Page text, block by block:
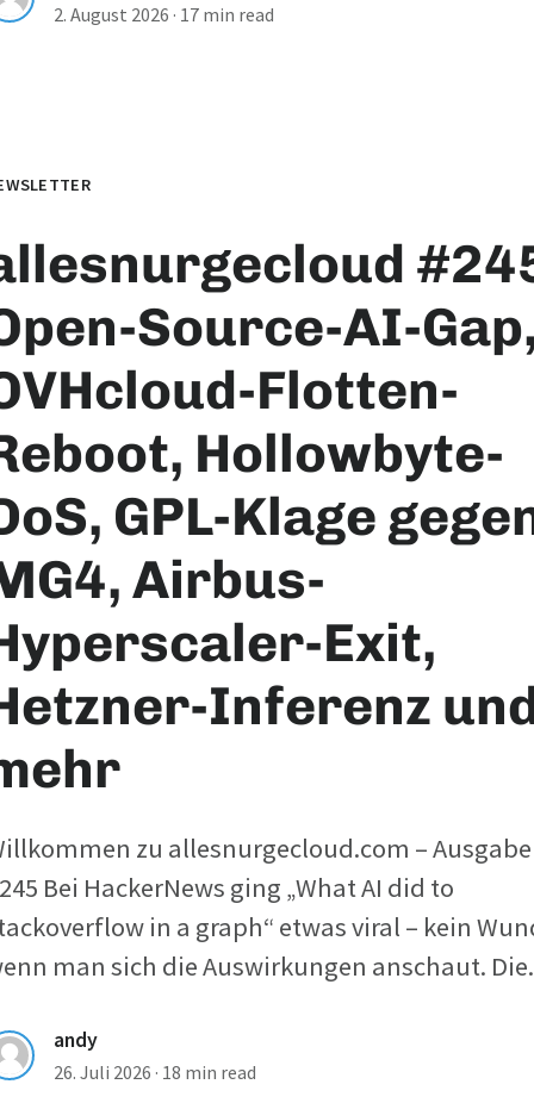
2. August 2026 · 17 min read
Source-AI-Gap,
Flotten-
Hollowbyte-
GPL-Klage
Airbus-
Exit,
Inferenz
zu allesnurgecloud.com – Ausgabe
Bei HackerNews ging „What AI did to
in a graph“ etwas viral – kein
man sich die Auswirkungen anschaut.
andy
26. Juli 2026 · 18 min read